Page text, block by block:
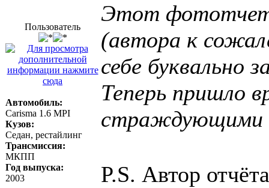
Пользователь
Автомобиль:
Carisma 1.6 MPI
Кузов:
Седан, рестайлинг
Трансмиссия:
МКПП
Год выпуска:
2003
Этот
(автора к
себе буквально
Теперь пришло
страждующими
P.S. Автор